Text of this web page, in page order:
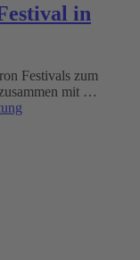
in
Festivals zum
mit …